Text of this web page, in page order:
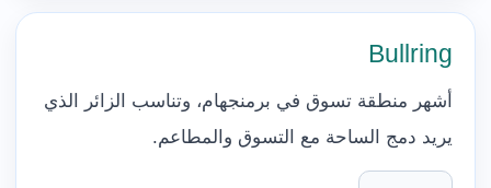
Bullring
أشهر منطقة تسوق في برمنجهام، وتناسب الزائر الذي
يريد دمج الساحة مع التسوق والمطاعم.